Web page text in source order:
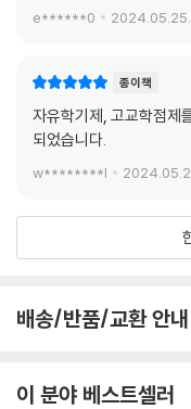
e******0 2024.05.25.
종이책
자유학기제, 고교학점제
되었습니다.
w********l
배송/반품/교환 안내
이 분야 베스트셀러